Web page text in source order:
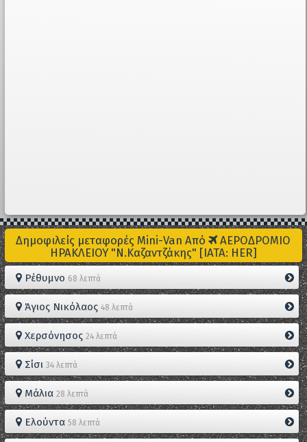
Δημοφιλείς μεταφορές Mini-Van Από
ΑΕΡΟΔΡΟΜΙΟ
ΗΡΑΚΛΕΙΟΥ "Ν.Καζαντζάκης" [IATA: HER]
Ρέθυμνο 68 λεπτά
Άγιος Νικόλαος 48 λεπτά
Χερσόνησος 24 λεπτά
Σίσι 34 λεπτά
Μάλια 28 λεπτά
Ελούντα 58 λεπτά